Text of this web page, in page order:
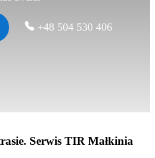
+48 504 530 406
Serwis TIR Małkinia